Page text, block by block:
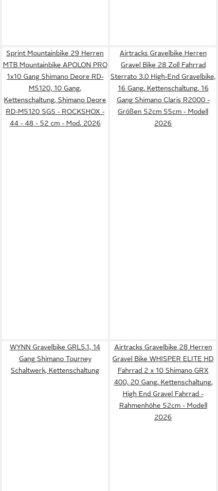
Sprint Mountainbike 29 Herren
MTB Mountainbike APOLON PRO
1x10 Gang Shimano Deore RD-
M5120, 10 Gang,
Kettenschaltung, Shimano Deore
RD-M5120 SGS - ROCKSHOX -
44 - 48 - 52 cm - Mod. 2026
Airtracks Gravelbike Herren
Gravel Bike 28 Zoll Fahrrad
Sterrato 3.0 High-End Gravelbike,
16 Gang, Kettenschaltung, 16
Gang Shimano Claris R2000 -
Größen 52cm 55cm - Modell
2026
WYNN Gravelbike GRL5.1, 14
Gang Shimano Tourney
Schaltwerk, Kettenschaltung
Airtracks Gravelbike 28 Herren
Gravel Bike WHISPER ELITE HD
Fahrrad 2 x 10 Shimano GRX
400, 20 Gang, Kettenschaltung,
High End Gravel Fahrrad -
Rahmenhöhe 52cm - Modell
2026